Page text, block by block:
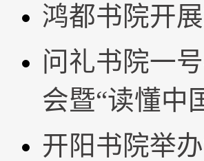
鸿都书院开
问礼书院一
会暨“读懂中
开阳书院举